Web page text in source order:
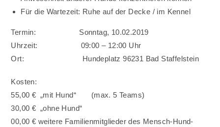
Für die Wartezeit: Ruhe auf der Decke / im Kennel
Termin: Sonntag, 10.02.2019
Uhrzeit: 09:00 – 12:00 Uhr
Ort: Hundeplatz 96231 Bad Staffelstein
Kosten:
55,00 € „mit Hund“ (max. 5 Teams)
30,00 € „ohne Hund“
00,00 € weitere Familienmitglieder des Mensch-Hund-